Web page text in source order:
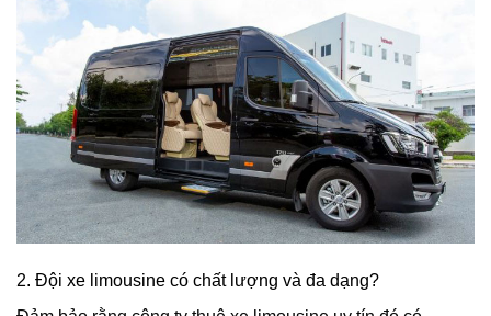
2. Đội xe limousine có chất lượng và đa dạng?